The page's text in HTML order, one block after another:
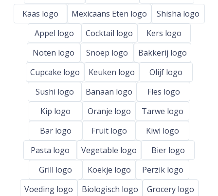
Kaas logo
Mexicaans Eten logo
Shisha logo
Appel logo
Cocktail logo
Kers logo
Noten logo
Snoep logo
Bakkerij logo
Cupcake logo
Keuken logo
Olijf logo
Sushi logo
Banaan logo
Fles logo
Kip logo
Oranje logo
Tarwe logo
Bar logo
Fruit logo
Kiwi logo
Pasta logo
Vegetable logo
Bier logo
Grill logo
Koekje logo
Perzik logo
Voeding logo
Biologisch logo
Grocery logo